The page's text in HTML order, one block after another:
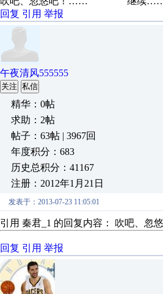
回复 引用 举报
午夜清风555555
关注 私信
精华：0帖
求助：2帖
帖子：63帖 | 3967回
年度积分：683
历史总积分：41167
注册：2012年1月21日
发表于：2013-07-23 11:05:01
引用 秦君_1 的回复内容： 吹
回复 引用 举报